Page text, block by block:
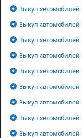
Выкуп автомобилей
Выкуп автомобилей
Выкуп автомобилей
Выкуп
Выкуп автомобилей
Выкуп автомобилей
Выкуп автомобилей
Выкуп автомобилей
Выкуп автомобилей